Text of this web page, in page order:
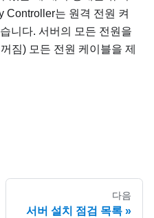
Controller는 원격 전원 켜
니다. 서버의 모든 전원을
짐) 모든 전원 케이블을 제
다음
서버 설치 점검 목록